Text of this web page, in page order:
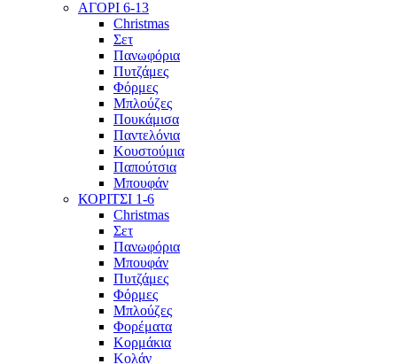
ΑΓΟΡΙ 6-13
Christmas
Σετ
Πανωφόρια
Πυτζάμες
Φόρμες
Μπλούζες
Πουκάμισα
Παντελόνια
Κουστούμια
Παπούτσια
Μπουφάν
ΚΟΡΙΤΣΙ 1-6
Christmas
Σετ
Πανωφόρια
Μπουφάν
Πυτζάμες
Φόρμες
Μπλούζες
Φορέματα
Κορμάκια
Κολάν